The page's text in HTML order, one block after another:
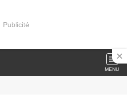
Publicité
MENU